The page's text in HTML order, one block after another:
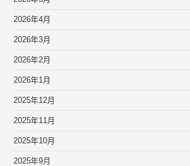
2026年4月
2026年3月
2026年2月
2026年1月
2025年12月
2025年11月
2025年10月
2025年9月